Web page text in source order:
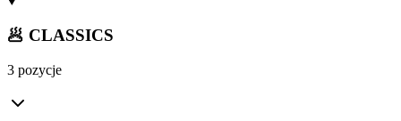
🥟 CLASSICS
3 pozycje